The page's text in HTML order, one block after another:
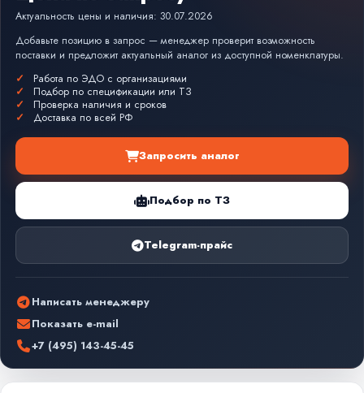
Актуальность цены и наличия: 30.07.2026
Добавьте позицию в запрос — менеджер проверит возможность
поставки и предложит актуальный аналог из доступной номенклатуры.
Работа по ЭДО с организациями
Подбор по спецификации или ТЗ
Проверка наличия и сроков
Доставка по всей РФ
Запросить аналог
Подбор по ТЗ
Telegram-прайс
Написать менеджеру
Показать e-mail
+7 (495) 143-45-45